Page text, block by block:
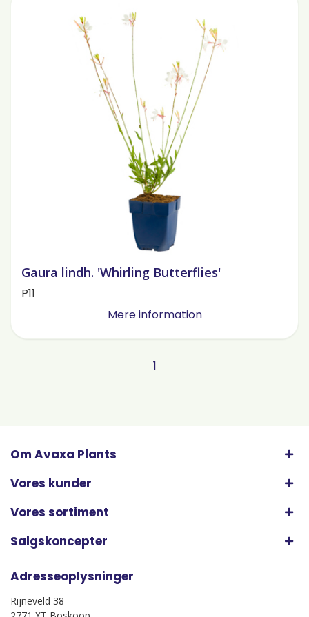
Gaura lindh. 'Whirling Butterflies'
P11
Mere information
1
Om Avaxa Plants
Vores kunder
Vores sortiment
Salgskoncepter
Adresseoplysninger
Rijneveld 38